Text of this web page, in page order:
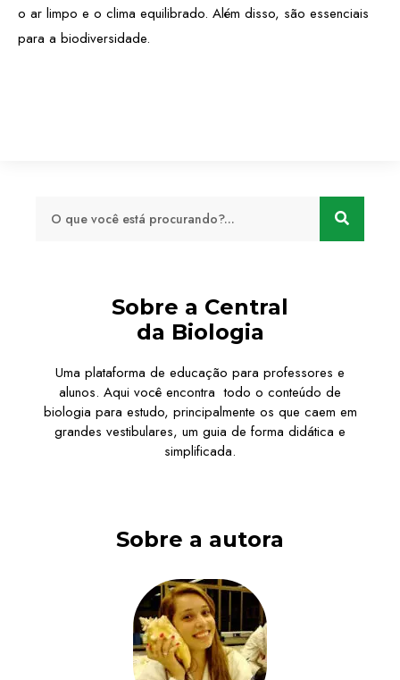
o ar limpo e o clima equilibrado. Além disso, são essenciais
para a biodiversidade.
Sobre a Central
da Biologia
Uma plataforma de educação para professores e
alunos. Aqui você encontra todo o conteúdo de
biologia para estudo, principalmente os que caem em
grandes vestibulares, um guia de forma didática e
simplificada.
Sobre a autora